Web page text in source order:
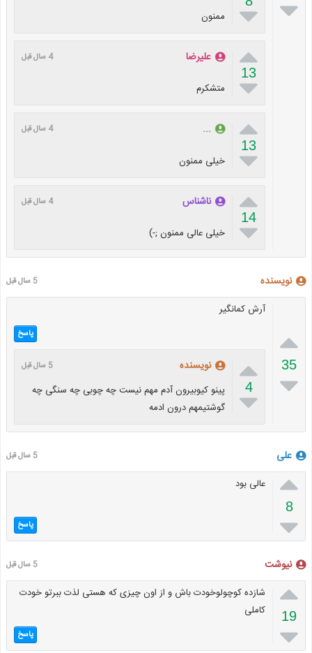

 ممنون

13

علیرضا 4 سال قبل
متشکرم

13

... 4 سال قبل
خیلی ممنون

14

ناشناس 4 سال قبل
خیلی عالی ممنون ;-)
نویسنده 5 سال قبل

35

آرش کمانگیر
پاسخ

4

نویسنده 5 سال قبل
پینو کیوبیرون آدم مهم نیست چه چوبی چه سنگی چه
گوشتیمهم درون ادمه
علی 5 سال قبل

8

عالی بود
پاسخ
نیوشت 5 سال قبل

19

شازده کوچولوخودت باش و از اون چیزی که هستی لذت ببرتو خودت
کاملی
پاسخ